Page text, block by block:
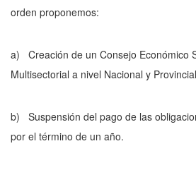
orden proponemos:
a) Creación de un Consejo Económico
Multisectorial a nivel Nacional y
b) Suspensión del pago de las
por el término de un año.